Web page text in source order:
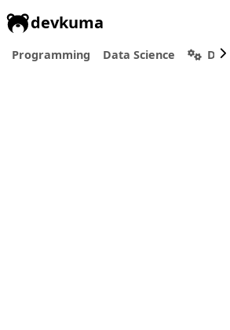
devkuma
Programming Data Science